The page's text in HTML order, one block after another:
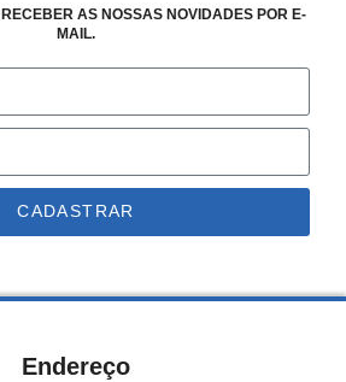
AS NOSSAS NOVIDADES POR E-
MAIL.
CADASTRAR
Endereço